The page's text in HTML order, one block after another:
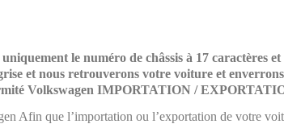
le numéro de châssis à 17 caractères et
et nous retrouverons votre voiture et
Volkswagen IMPORTATION /
Afin que l’importation ou l’exportation de votre